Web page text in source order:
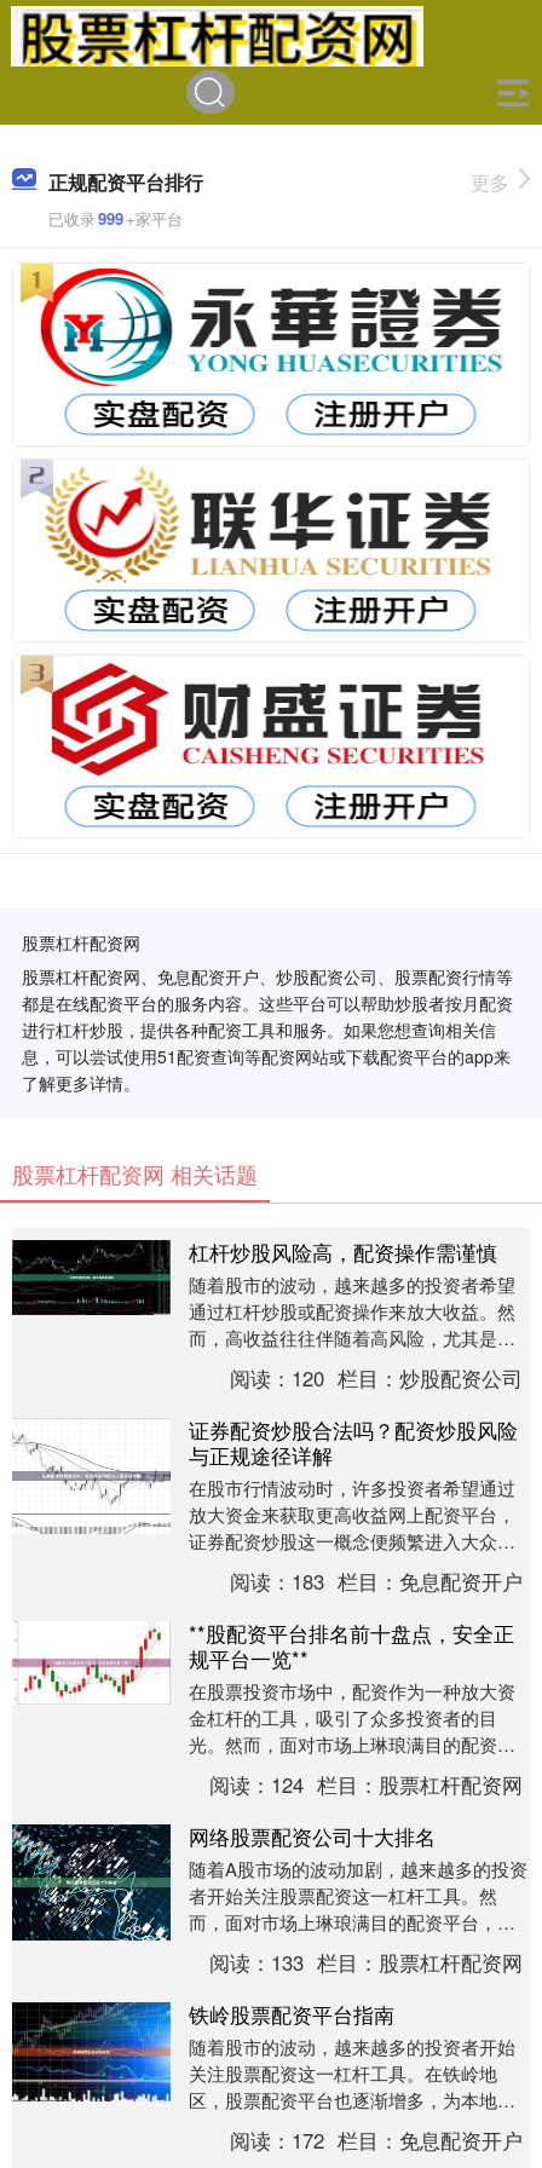
正规配资平台排行
已收录999+家平台
更多
股票杠杆配资网
股票杠杆配资网、免息配资开户、炒股配资公司、股票配资行情等
都是在线配资平台的服务内容。这些平台可以帮助炒股者按月配资
进行杠杆炒股，提供各种配资工具和服务。如果您想查询相关信
息，可以尝试使用51配资查询等配资网站或下载配资平台的app来
了解更多详情。
股票杠杆配资网 相关话题
杠杆炒股风险高，配资操作需谨慎
随着股市的波动，越来越多的投资者希望
通过杠杆炒股或配资操作来放大收益。然
而，高收益往往伴随着高风险，尤其是在
缺乏专业知识和风险控制能力的情况下，
杠杆炒股可能带来....
阅读： 120 栏目：炒股配资公司
证券配资炒股合法吗？配资炒股风险
与正规途径详解
在股市行情波动时，许多投资者希望通过
放大资金来获取更高收益网上配资平台，
证券配资炒股这一概念便频繁进入大众视
野。然而，配资炒股究竟是否合法？其中
隐藏着哪些风险？....
阅读： 183 栏目： 免息配资开户
**股配资平台排名前十盘点，安全正
规平台一览**
在股票投资市场中，配资作为一种放大资
金杠杆的工具，吸引了众多投资者的目
光。然而，面对市场上琳琅满目的配资平
台网上配资平台，如何甄别出安全、正规
且服务优质的平台，....
阅读： 124 栏目： 股票杠杆配资网
网络股票配资公司十大排名
随着A股市场的波动加剧，越来越多的投资
者开始关注股票配资这一杠杆工具。然
而，面对市场上琳琅满目的配资平台，如
何选择一家安全、合规、服务优质的公司
成为关键。本文基....
阅读： 133 栏目： 股票杠杆配资网
铁岭股票配资平台指南
随着股市的波动，越来越多的投资者开始
关注股票配资这一杠杆工具。在铁岭地
区，股票配资平台也逐渐增多，为本地投
资者提供了更多资金操作的可能性。本文
将为您详细介绍铁岭....
阅读： 172 栏目： 免息配资开户